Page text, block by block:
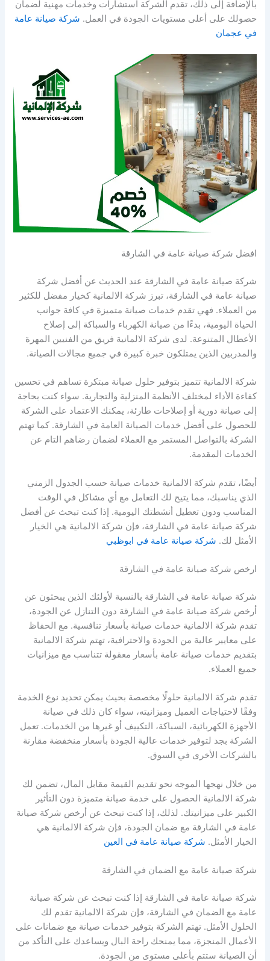
بالإضافة إلى ذلك، تقدم الشركة استشارات وخدمات مهنية لضمان
حصولك على أعلى مستويات الجودة في العمل. شركة صيانة عامة
في عجمان
افضل شركة صيانة عامة في الشارقة
شركة صيانة عامة في الشارقة عند الحديث عن أفضل شركة
صيانة عامة في الشارقة، تبرز شركة الالمانية كخيار مفضل للكثير
من العملاء. فهي تقدم خدمات صيانة متميزة في كافة جوانب
الحياة اليومية، بدءًا من صيانة الكهرباء والسباكة إلى إصلاح
الأعطال المتنوعة. لدى شركة الالمانية فريق من الفنيين المهرة
والمدربين الذين يمتلكون خبرة كبيرة في جميع مجالات الصيانة.
شركة الالمانية تتميز بتوفير حلول صيانة مبتكرة تساهم في تحسين
كفاءة الأداء لمختلف الأنظمة المنزلية والتجارية. سواء كنت بحاجة
إلى صيانة دورية أو إصلاحات طارئة، يمكنك الاعتماد على الشركة
للحصول على أفضل خدمات الصيانة العامة في الشارقة. كما تهتم
الشركة بالتواصل المستمر مع العملاء لضمان رضاهم التام عن
الخدمات المقدمة.
أيضًا، تقدم شركة الالمانية خدمات صيانة حسب الجدول الزمني
الذي يناسبك، مما يتيح لك التعامل مع أي مشاكل في الوقت
المناسب ودون تعطيل أنشطتك اليومية. إذا كنت تبحث عن أفضل
شركة صيانة عامة في الشارقة، فإن شركة الالمانية هي الخيار
الأمثل لك. شركة صيانة عامة في ابوظبي
ارخص شركة صيانة عامة في الشارقة
شركة صيانة عامة في الشارقة بالنسبة لأولئك الذين يبحثون عن
أرخص شركة صيانة عامة في الشارقة دون التنازل عن الجودة،
تقدم شركة الالمانية خدمات صيانة بأسعار تنافسية. مع الحفاظ
على معايير عالية من الجودة والاحترافية، تهتم شركة الالمانية
بتقديم خدمات صيانة عامة بأسعار معقولة تتناسب مع ميزانيات
جميع العملاء.
تقدم شركة الالمانية حلولًا مخصصة بحيث يمكن تحديد نوع الخدمة
وفقًا لاحتياجات العميل وميزانيته، سواء كان ذلك في صيانة
الأجهزة الكهربائية، السباكة، التكييف أو غيرها من الخدمات. تعمل
الشركة بجد لتوفير خدمات عالية الجودة بأسعار منخفضة مقارنة
بالشركات الأخرى في السوق.
من خلال نهجها الموجه نحو تقديم القيمة مقابل المال، تضمن لك
شركة الالمانية الحصول على خدمة صيانة متميزة دون التأثير
الكبير على ميزانيتك. لذلك، إذا كنت تبحث عن أرخص شركة صيانة
عامة في الشارقة مع ضمان الجودة، فإن شركة الالمانية هي
الخيار الأمثل. شركة صيانة عامة في العين
شركة صيانة عامة مع الضمان في الشارقة
شركة صيانة عامة في الشارقة إذا كنت تبحث عن شركة صيانة
عامة مع الضمان في الشارقة، فإن شركة الالمانية تقدم لك
الحلول الأمثل. تهتم الشركة بتوفير خدمات صيانة مع ضمانات على
الأعمال المنجزة، مما يمنحك راحة البال ويساعدك على التأكد من
أن الصيانة ستتم بأعلى مستوى من الجودة.